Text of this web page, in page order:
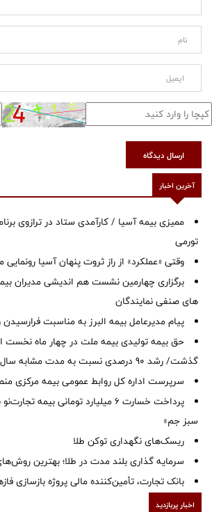
ارسال دیدگاه
آخرین اخبار
ممیزی بیمه آسیا / کارآمدی ستاد در ترازوی
تورمی
وقتی «عملکرد» از راز ثروت پنهان آسیا
برگزاری چهارمین نشست هم اندیشی مدیران
های صنفی نمایندگان
پیام مدیرعامل بیمه البرز به مناسبت فرارسیدن
گذشت/ رشد 90 درصدی نسبت به مدت مشابه سال گذشته
سرپرست اداره كل روابط عمومی بیمه مركزی
پرداخت خسارت ۶ میلیارد تومانی
سبز جم»
ریسک‌های نگهداری توکن طلا
سرمایه گذاری بلند مدت در طلا؛ بهترین
بانک تجارت، تأمین‌کننده مالی پروژه بازسازی فازهای ۴ و ۵ پارس
اخبار پربازدید